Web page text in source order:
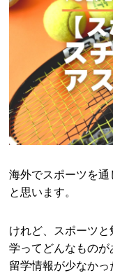
海外でスポーツを
と思います。
けれど、スポーツ
学ってどんなもの
留学情報が少なか